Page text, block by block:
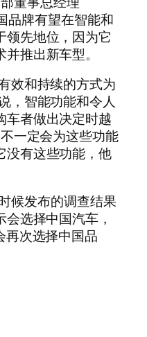
品牌有望在智能和
领先地位，因为它
推出新车型。
效和持续的方式为
，智能功能和令人
车者做出决定时越
一定会为这些功能
没有这些功能，他
候发布的调查结果
选择中国汽车，
再次选择中国品